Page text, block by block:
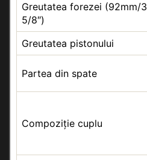
Greutatea forezei (92mm/3
5/8″)
Greutatea pistonului
Partea din spate
Compoziție cuplu